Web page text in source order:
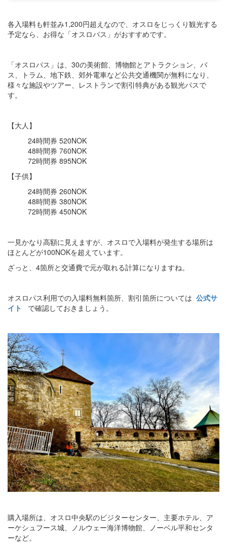
各入場料も軒並み1,200円超えなので、オスロをじっくり観光する
予定なら、お得な「オスロパス」がおすすめです。
「オスロパス」は、30の美術館、博物館とアトラクション、バ
ス、トラム、地下鉄、郊外電車など公共交通機関が無料になり、
様々な施設やツアー、レストランで割引特典がある観光パスで
す。
【大人】
24時間券 520NOK
48時間券 760NOK
72時間券 895NOK
【子供】
24時間券 260NOK
48時間券 380NOK
72時間券 450NOK
一見かなり高額に見えますが、オスロで入場料が発生する場所は
ほとんどが100NOKを超えています。
ざっと、4箇所と交通費で元が取れる計算になりますね。
オスロパス利用での入場料無料箇所、割引箇所については 公式サ
イト
で確認しておきましょう。
購入場所は、オスロ中央駅のビジターセンター、主要ホテル、ア
ーケシュフース城、ノルウェー海洋博物館、ノーベル平和センタ
ーなど。